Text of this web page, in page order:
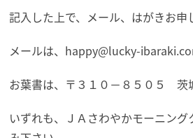
記入した上で、メール、はがきお申
メールは、happy@lucky-
お葉書は、〒３１０－８５０５ 茨
いずれも、ＪＡさわやかモーニン